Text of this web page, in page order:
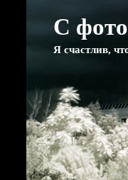
С
Я счастлив,